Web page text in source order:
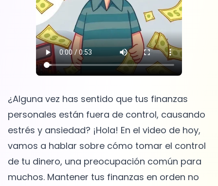
¿Alguna vez has sentido que tus finanzas
personales están fuera de control, causando
estrés y ansiedad? ¡Hola! En el video de hoy,
vamos a hablar sobre cómo tomar el control
de tu dinero, una preocupación común para
muchos. Mantener tus finanzas en orden no